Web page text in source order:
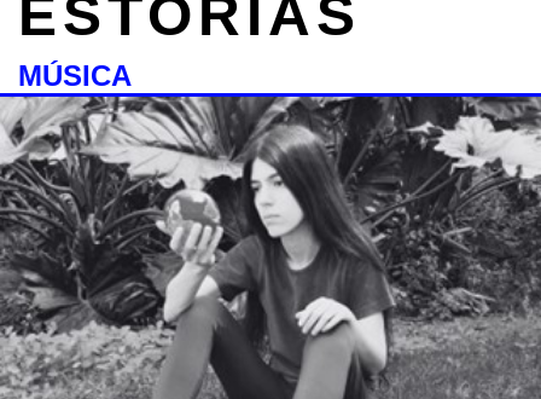
ESTÓRIAS
MÚSICA